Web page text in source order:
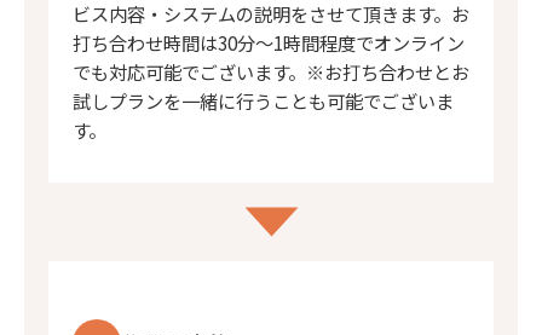
ビス内容・システムの説明をさせて頂きます。お
打ち合わせ時間は30分〜1時間程度でオンライン
でも対応可能でございます。※お打ち合わせとお
試しプランを一緒に行うことも可能でございま
す。